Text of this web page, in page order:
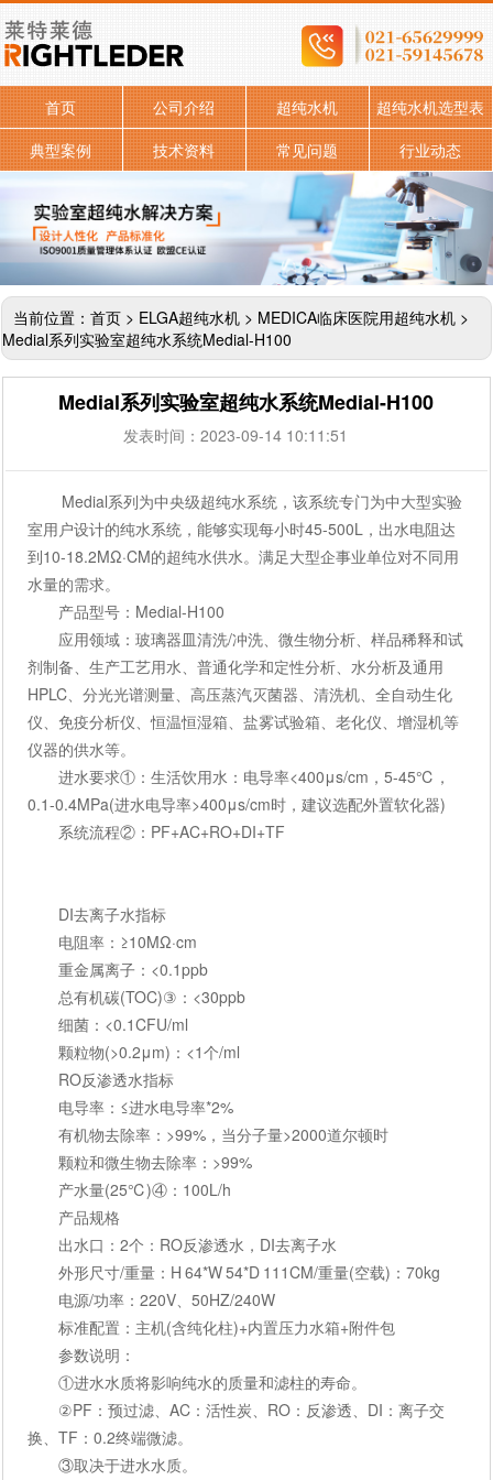
首页 公司介绍 超纯水机
超纯水机选型表
典型案例
技术资料 常见问题 行业动态
当前位置：首页 > ELGA超纯水机 > MEDICA临床医院用超纯水机 >
Medial系列实验室超纯水系统Medial-H100
Medial系列实验室超纯水系统Medial-H100
发表时间：2023-09-14 10:11:51
Medial系列为中央级超纯水系统，该系统专门为中大型实验
室用户设计的纯水系统，能够实现每小时45-500L，出水电阻达
到10-18.2ΜΩ·CM的超纯水供水。满足大型企事业单位对不同用
水量的需求。
产品型号：Medial-H100
应用领域：玻璃器皿清洗/冲洗、微生物分析、样品稀释和试
剂制备、生产工艺用水、普通化学和定性分析、水分析及通用
HPLC、分光光谱测量、高压蒸汽灭菌器、清洗机、全自动生化
仪、免疫分析仪、恒温恒湿箱、盐雾试验箱、老化仪、增湿机等
仪器的供水等。
进水要求①：生活饮用水：电导率<400μs/cm，5-45℃，
0.1-0.4MPa(进水电导率>400μs/cm时，建议选配外置软化器)
系统流程②：PF+AC+RO+DI+TF
DI去离子水指标
电阻率：≥10MΩ·cm
重金属离子：<0.1ppb
总有机碳(TOC)③：<30ppb
细菌：<0.1CFU/ml
颗粒物(>0.2μm)：<1个/ml
RO反渗透水指标
电导率：≤进水电导率*2%
有机物去除率：>99%，当分子量>2000道尔顿时
颗粒和微生物去除率：>99%
产水量(25℃)④：100L/h
产品规格
出水口：2个：RO反渗透水，DI去离子水
外形尺寸/重量：H 64*W 54*D 111CM/重量(空载)：70kg
电源/功率：220V、50HZ/240W
标准配置：主机(含纯化柱)+内置压力水箱+附件包
参数说明：
①进水水质将影响纯水的质量和滤柱的寿命。
②PF：预过滤、AC：活性炭、RO：反渗透、DI：离子交
换、TF：0.2终端微滤。
③取决于进水水质。